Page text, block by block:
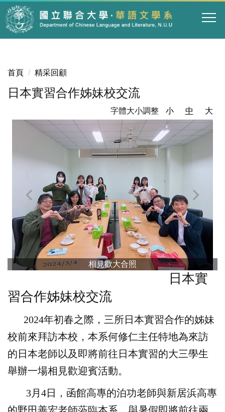
跳
到
主
容
首頁 精采回顧
日本實習合作姊妹校交流
字體大小調整 小 中 大
相見歡大合照
日本實
習合作姊妹校交流
2024年初春之際，三所日本實習合作的姊妹
校前來拜訪本校，本系何修仁主任特地為來訪
的日本老師以及即將前往日本實習的大三學生
舉辦一場相見歡迎賓活動。
3月4日，函館高專的泊功老師與新居浜高專